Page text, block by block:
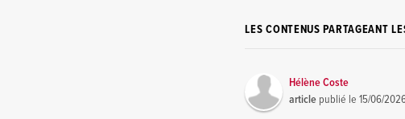
LES CONTENUS PARTAGEANT
Hélène Coste
article publié le15/06/